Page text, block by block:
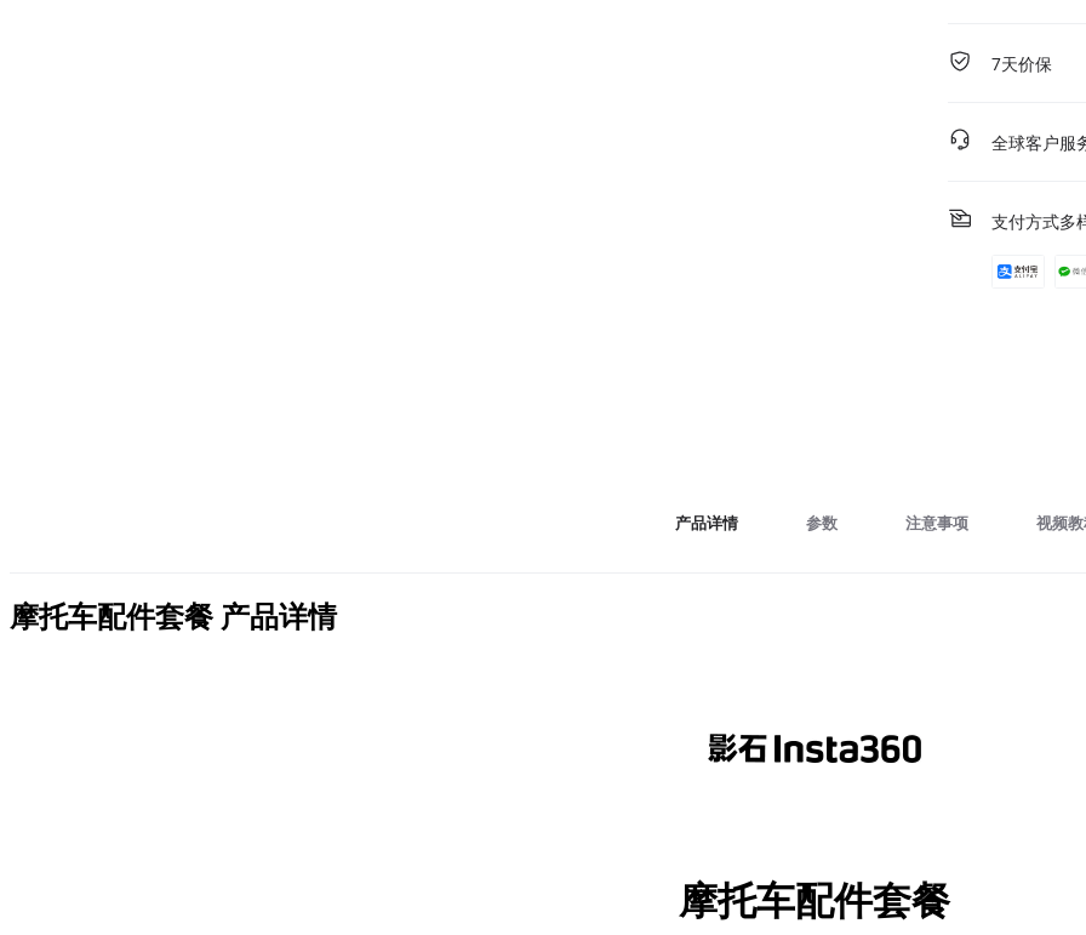
7天价保
全球客户服
支付方式多
产品详情 参数 注意事项 视频
摩托车配件套餐 产品详情
摩托车配件套餐